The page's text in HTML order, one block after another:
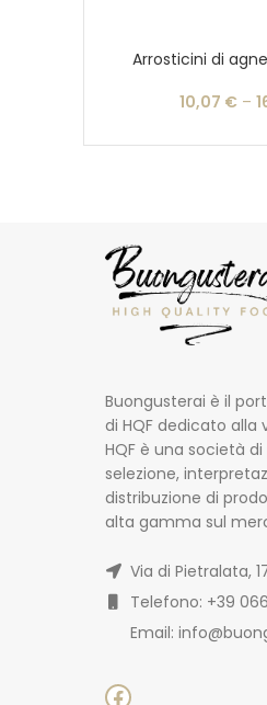
Arrosticini di
10,07 € –
Buongusterai è il
di HQF dedicato alla
HQF è una società
selezione,
distribuzione di
alta gamma sul
Via di Pietralata,
Telefono: +39
Email: